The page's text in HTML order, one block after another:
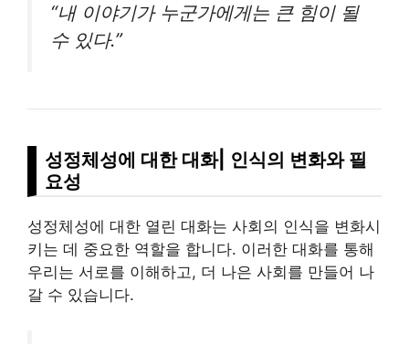
“내 이야기가 누군가에게는 큰 힘이 될
수 있다.”
성정체성에 대한 대화| 인식의 변화와 필
요성
성정체성에 대한 열린 대화는 사회의 인식을 변화시
키는 데 중요한 역할을 합니다. 이러한 대화를 통해
우리는 서로를 이해하고, 더 나은 사회를 만들어 나
갈 수 있습니다.